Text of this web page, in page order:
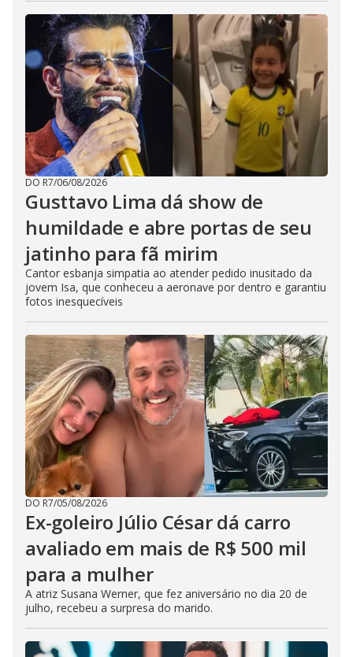
DO R7/06/08/2026
Gusttavo Lima dá show de
humildade e abre portas de seu
jatinho para fã mirim
Cantor esbanja simpatia ao atender pedido inusitado da
jovem Isa, que conheceu a aeronave por dentro e garantiu
fotos inesquecíveis
DO R7/05/08/2026
Ex-goleiro Júlio César dá carro
avaliado em mais de R$ 500 mil
para a mulher
A atriz Susana Werner, que fez aniversário no dia 20 de
julho, recebeu a surpresa do marido.